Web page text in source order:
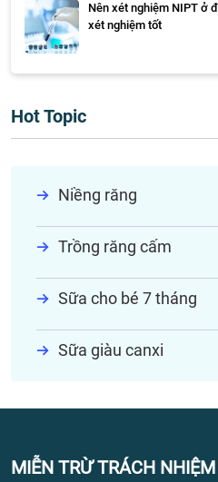
Nên xét nghiệm NIPT ở
xét nghiệm tốt
Hot Topic
Niềng răng
Trồng răng cấm
Sữa cho bé 7 tháng
Sữa giàu canxi
MIỄN TRỪ TRÁCH NHIỆM